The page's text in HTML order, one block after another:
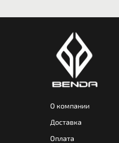
О компании
Доставка
Оплата